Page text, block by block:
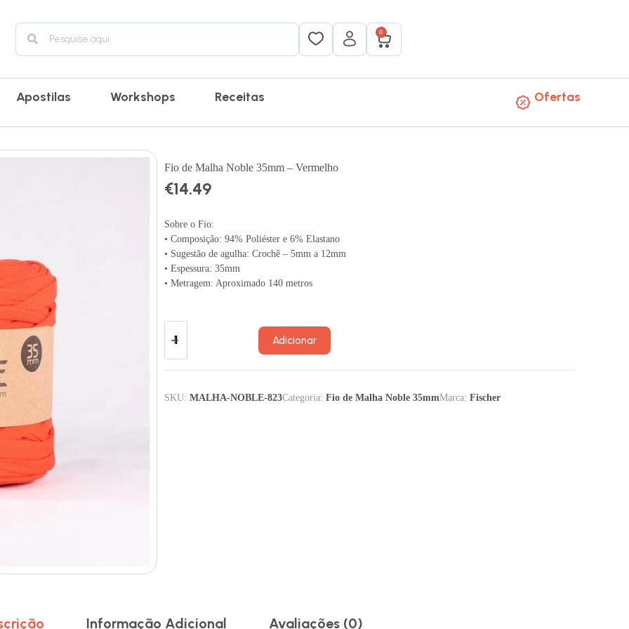
0
Apostilas Workshops Receitas Ofertas
Fio de Malha Noble 35mm – Vermelho
€14.49
Sobre o Fio:
• Composição: 94% Poliéster e 6% Elastano
• Sugestão de agulha: Crochê – 5mm a 12mm
• Espessura: 35mm
• Metragem: Aproximado 140 metros
Adicionar
SKU: MALHA-NOBLE-823Categoria: Fio de Malha Noble 35mmMarca: Fischer
Informação Adicional Avaliações (0)